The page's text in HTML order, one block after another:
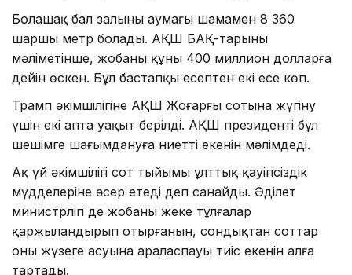
Болашақ бал залының аумағы шамамен 8 360
шаршы метр болады. АҚШ БАҚ-тарының
мәліметінше, жобаның құны 400 миллион долларға
дейін өскен. Бұл бастапқы есептен екі есе көп.
Трамп әкімшілігіне АҚШ Жоғарғы сотына жүгіну
үшін екі апта уақыт берілді. АҚШ президенті бұл
шешімге шағымдануға ниетті екенін мәлімдеді.
Ақ үй әкімшілігі сот тыйымы ұлттық қауіпсіздік
мүдделеріне әсер етеді деп санайды. Әділет
министрлігі де жобаны жеке тұлғалар
қаржыландырып отырғанын, сондықтан соттар
оның жүзеге асуына араласпауы тиіс екенін алға
тартады.